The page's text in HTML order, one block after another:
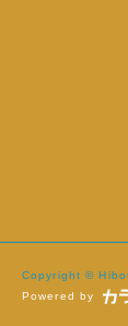
Copyright ©
Powered by